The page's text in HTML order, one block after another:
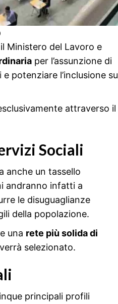
Ministero del Lavoro e
per l’assunzione di
potenziare l’inclusione su
attraverso il
Sociali
anche un tassello
andranno infatti a
le disuguaglianze
della popolazione.
una rete più solida di
selezionato.
principali profili